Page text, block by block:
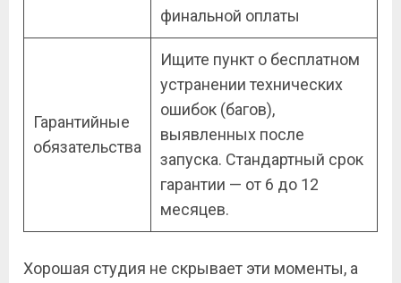
финальной оплаты
Гарантийные
обязательства
Ищите пункт о бесплатном
устранении технических
ошибок (багов),
выявленных после
запуска. Стандартный срок
гарантии — от 6 до 12
месяцев.
Хорошая студия не скрывает эти моменты, а